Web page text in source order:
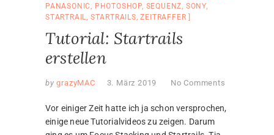
PANASONIC, PHOTOSHOP, SEQUENZ, SONY,
STARTRAIL, STARTRAILS,ZEITRAFFER
Tutorial: Startrails
erstellen
by grazyMAC 3. März 2019 No Comments
Vor einiger Zeit hatte ich ja schon versprochen,
einige neue Tutorialvideos zu zeigen. Darum